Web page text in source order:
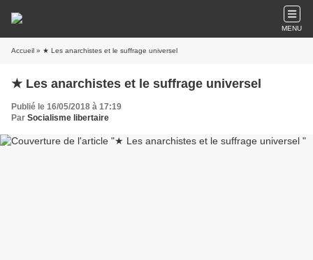
MENU
Accueil » ★ Les anarchistes et le suffrage universel
★ Les anarchistes et le suffrage universel
Publié le 16/05/2018 à 17:19
Par Socialisme libertaire